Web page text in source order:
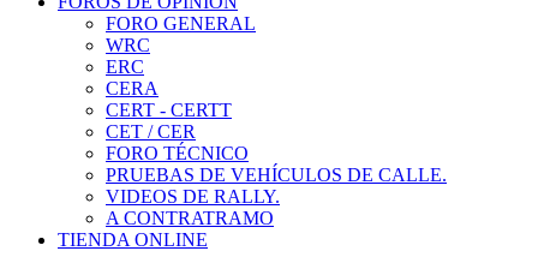
FORO GENERAL
WRC
ERC
CERA
CERT - CERTT
CET / CER
FORO TÉCNICO
PRUEBAS DE VEHÍCULOS DE CALLE.
VIDEOS DE RALLY.
A CONTRATRAMO
TIENDA ONLINE